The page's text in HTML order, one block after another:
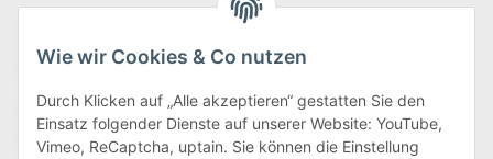
Wie wir Cookies & Co nutzen
Durch Klicken auf „Alle akzeptieren“ gestatten Sie den
Einsatz folgender Dienste auf unserer Website: YouTube,
Vimeo, ReCaptcha, uptain. Sie können die Einstellung